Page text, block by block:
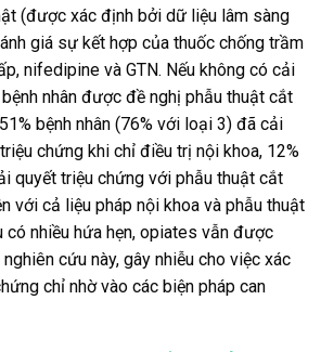
(được xác định bởi dữ liệu lâm sàng
giá sự kết hợp của thuốc chống trầm
nifedipine và GTN. Nếu không có cải
nhân được đề nghị phẫu thuật cắt
bệnh nhân (76% với loại 3) đã cải
chứng khi chỉ điều trị nội khoa, 12%
quyết triệu chứng với phẫu thuật cắt
với cả liệu pháp nội khoa và phẫu thuật
có nhiều hứa hẹn, opiates vẫn được
cứu này, gây nhiễu cho việc xác
chỉ nhờ vào các biện pháp can